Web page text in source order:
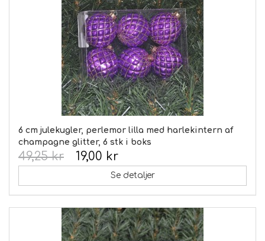
6 cm julekugler, perlemor lilla med harlekintern af
champagne glitter, 6 stk i boks
19,00 kr
49,25 kr
Se detaljer